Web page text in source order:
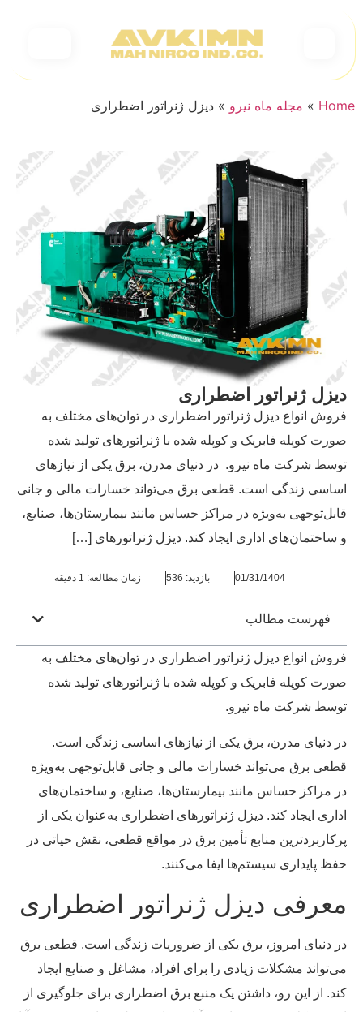
Home
» مجله ماه نیرو » دیزل ژنراتور اضطراری
دیزل ژنراتور اضطراری
فروش انواع دیزل ژنراتور اضطراری در توان‌های مختلف به
صورت کوپله فابریک و کوپله شده با ژنراتورهای تولید شده
توسط شرکت ماه نیرو. در دنیای مدرن، برق یکی از نیازهای
اساسی زندگی است. قطعی برق می‌تواند خسارات مالی و جانی
قابل‌توجهی به‌ویژه در مراکز حساس مانند بیمارستان‌ها، صنایع،
و ساختمان‌های اداری ایجاد کند. دیزل ژنراتورهای […]
01/31/1404 بازدید: 536 زمان مطالعه: 1 دقیقه
فهرست مطالب
فروش انواع دیزل ژنراتور اضطراری در توان‌های مختلف به
صورت کوپله فابریک و کوپله شده با ژنراتورهای تولید شده
توسط شرکت ماه نیرو.
در دنیای مدرن، برق یکی از نیازهای اساسی زندگی است.
قطعی برق می‌تواند خسارات مالی و جانی قابل‌توجهی به‌ویژه
در مراکز حساس مانند بیمارستان‌ها، صنایع، و ساختمان‌های
اداری ایجاد کند. دیزل ژنراتورهای اضطراری به‌عنوان یکی از
پرکاربردترین منابع تأمین برق در مواقع قطعی، نقش حیاتی در
حفظ پایداری سیستم‌ها ایفا می‌کنند.
معرفی دیزل ژنراتور اضطراری
در دنیای امروز، برق یکی از ضروریات زندگی است. قطعی برق
می‌تواند مشکلات زیادی را برای افراد، مشاغل و صنایع ایجاد
کند. از این رو، داشتن یک منبع برق اضطراری برای جلوگیری از